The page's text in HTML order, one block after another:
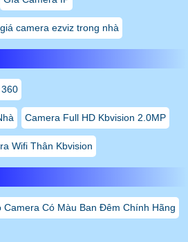
camera ezviz trong nhà
Camera Full HD Kbvision 2.0MP
Wifi Thân Kbvision
Camera Có Màu Ban Đêm Chính Hãng